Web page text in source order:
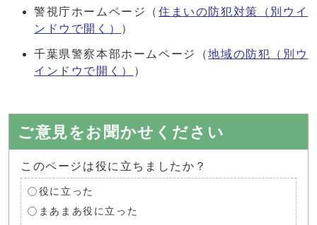
警視庁ホームページ（ 住まいの防犯対策
（別ウイ
ンドウで開く）
）
千葉県警察本部ホームページ（地域の防犯 （別ウ
インドウで開く）
）
ご意見をお聞かせください
このページは役に立ちましたか？
役に立った
まあまあ役に立った